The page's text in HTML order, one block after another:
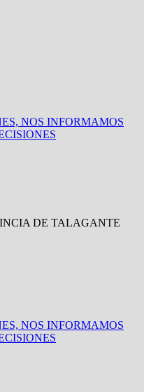
NOS INFORMAMOS
DE TALAGANTE
NOS INFORMAMOS